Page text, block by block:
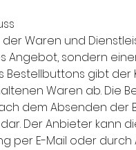
der Waren und
Angebot, sondern
Bestellbuttons gibt
Waren ab. Die
dem Absenden der
Der Anbieter kann
per E-Mail oder